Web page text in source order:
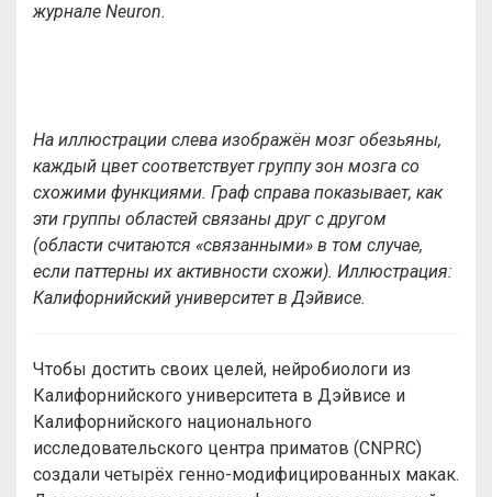
журнале Neuron.
На иллюстрации слева изображён мозг обезьяны,
каждый цвет соответствует группу зон мозга со
схожими функциями. Граф справа показывает, как
эти группы областей связаны друг с другом
(области считаются «связанными» в том случае,
если паттерны их активности схожи). Иллюстрация:
Калифорнийский университет в Дэйвисе.
Чтобы достить своих целей, нейробиологи из
Калифорнийского университета в Дэйвисе и
Калифорнийского национального
исследовательского центра приматов (CNPRC)
создали четырёх генно-модифицированных макак.